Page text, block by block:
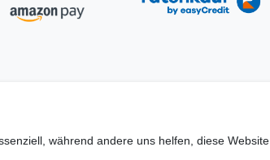
während andere uns helfen, diese Website